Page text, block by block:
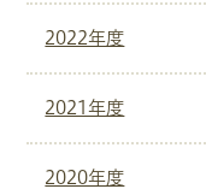
2022年度
2021年度
2020年度